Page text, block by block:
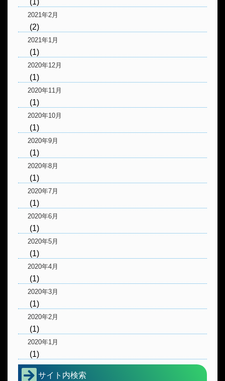
(1)
2021年2月
(2)
2021年1月
(1)
2020年12月
(1)
2020年11月
(1)
2020年10月
(1)
2020年9月
(1)
2020年8月
(1)
2020年7月
(1)
2020年6月
(1)
2020年5月
(1)
2020年4月
(1)
2020年3月
(1)
2020年2月
(1)
2020年1月
(1)
サイト内検索